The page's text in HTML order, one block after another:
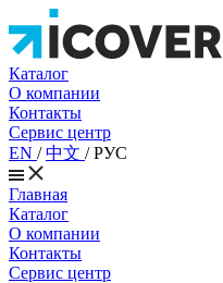
Каталог
О компании
Контакты
Сервис центр
EN /中文 /РУС
Главная
Каталог
О компании
Контакты
Сервис центр